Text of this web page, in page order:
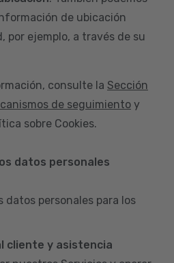
de ubicación
por ejemplo, a través de su
consulte la Sección
de seguimiento y
sobre Cookies.
datos personales
datos personales para los
cliente y asistencia